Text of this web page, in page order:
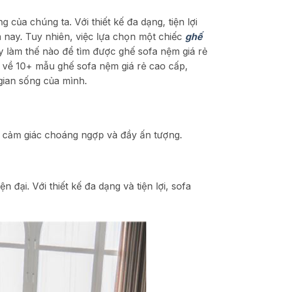
của chúng ta. Với thiết kế đa dạng, tiện lợi
Tuy nhiên, việc lựa chọn một chiếc ghế
thế nào để tìm được ghế sofa nệm giá rẻ
10+ mẫu ghế sofa nệm giá rẻ cao cấp,
sống của mình.
giác choáng ngợp và đầy ấn tượng.
đại. Với thiết kế đa dạng và tiện lợi, sofa